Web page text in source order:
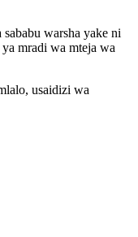
warsha yake ni
mradi wa mteja wa
usaidizi wa